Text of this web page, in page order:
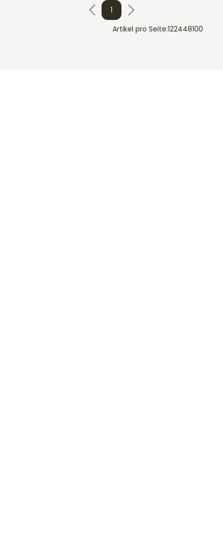
1
Artikel pro Seite:122448100